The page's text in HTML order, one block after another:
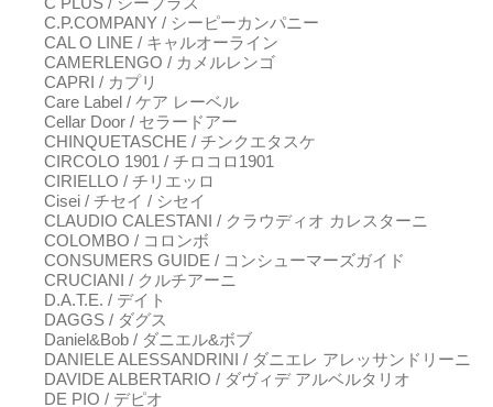
C.P.COMPANY / シーピーカンパニー
CAL O LINE / キャルオーライン
CAMERLENGO / カメルレンゴ
CAPRI / カプリ
Care Label / ケア レーベル
Cellar Door / セラードアー
CHINQUETASCHE / チンクエタスケ
CIRCOLO 1901 / チロコロ1901
CIRIELLO / チリエッロ
Cisei / チセイ / シセイ
CLAUDIO CALESTANI / クラウディオ カレスターニ
COLOMBO / コロンボ
CONSUMERS GUIDE / コンシューマーズガイド
CRUCIANI / クルチアーニ
D.A.T.E. / デイト
DAGGS / ダグス
Daniel&Bob / ダニエル&ボブ
DANIELE ALESSANDRINI / ダニエレ アレッサンドリーニ
DAVIDE ALBERTARIO / ダヴィデ アルベルタリオ
DE PIO / デピオ